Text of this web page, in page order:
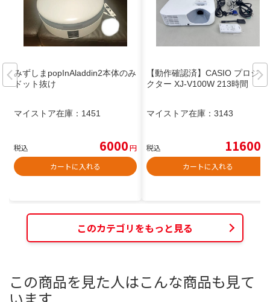
みずしまpopInAladdin2本体のみ
ドット抜け
マイストア在庫： 1451
税込 6000円
カートに入れる
【動作確認済】CASIO プロジェ
クター XJ-V100W 213時間
マイストア在庫： 3143
税込 11600
カートに入れる
このカテゴリをもっと見る
この商品を見た人はこんな商品も見て